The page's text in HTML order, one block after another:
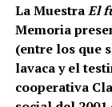
La MuestraEl
Memoria
(entre los que
lavaca y el
cooperativa